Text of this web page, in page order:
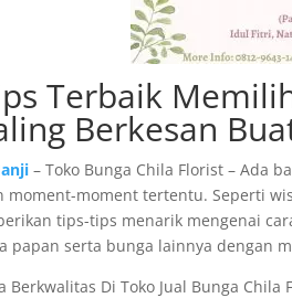
Terbaik
Berkesan
– Toko Bunga Chila Florist – Ada
moment-moment tertentu. Seperti
tips-tips menarik mengenai
papan serta bunga lainnya dengan
Di Toko Jual Bunga Chila